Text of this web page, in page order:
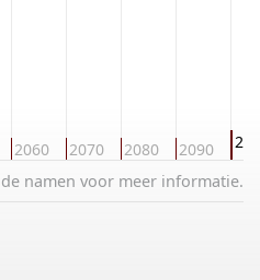
2060 2070 2080 2090
namen voor meer informatie.